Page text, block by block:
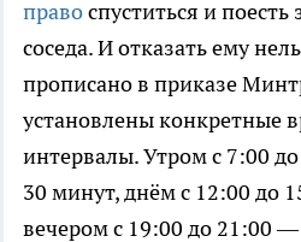
правоспуститься и
соседа. И отказать ему
прописано в приказе
установлены конкретные
интервалы. Утром с 7:00
30 минут, днём с 12:00 до
вечером с 19:00 до 21:00